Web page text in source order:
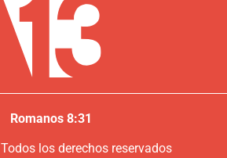
Romanos 8:31
Todos los derechos reservados